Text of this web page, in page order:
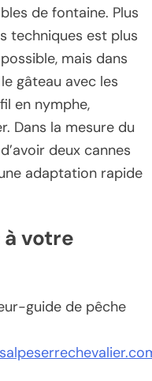
de fontaine. Plus
techniques est plus
mais dans
gâteau avec les
en nymphe,
Dans la mesure du
deux cannes
adaptation rapide
votre
guide de pêche